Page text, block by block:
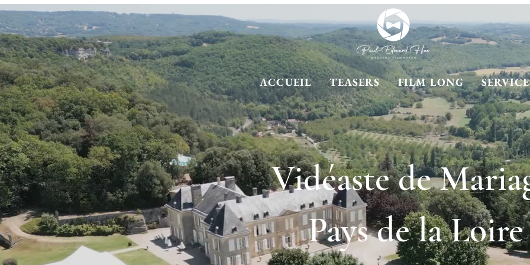
ACCUEIL TEASERS FILM LONG
Vidéaste de
Pays de la Loire